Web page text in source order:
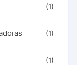
(1)
(1)
(1)